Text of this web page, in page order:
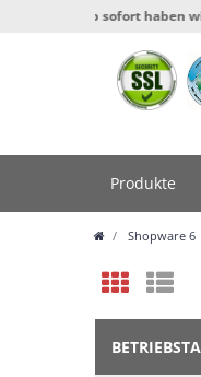
Ab sofort haben wir eine
Produkte
Shopware 6